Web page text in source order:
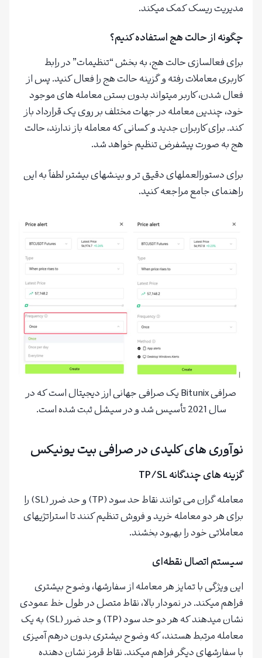
مدیریت ریسک کمک میکند.
چگونه از حالت هج استفاده کنیم؟
برای فعالسازی حالت هج، به بخش “تنظیمات” در رابط
کاربری معاملات رفته و گزینه حالت هج را فعال کنید. پس از
فعال شدن، کاربر میتواند بدون بستن معامله های موجود
خود، چندین معامله در جهات مختلف بر روی یک قرارداد باز
کند. برای کاربران جدید و کسانی که معامله باز ندارند، حالت
هج به صورت پیشفرض تنظیم خواهد شد.
برای دستورالعملهای دقیق تر و بینشهای بیشتر، لطفاً به این
راهنمای جامع مراجعه کنید.
صرافی Bitunix یک صرافی جهانی ارز دیجیتال است که در
سال 2021 تأسیس شد و در سیشل ثبت شده است.
نوآوری های کلیدیدر صرافی بیت یونیکس
گزینه های چندگانهTP/SL
معامله گران می توانند نقاط حد سود (TP) و حد ضرر (SL) را
برای هر دو معامله خرید و فروش تنظیم کنند تا استراتژیهای
معاملاتی خود را بهبود بخشند.
سیستم اتصال نقطه‌ای
این ویژگی با تمایز هر معامله از سفارشها، وضوح بیشتری
فراهم میکند. در نمودار بالا، نقاط متصل در طول خط عمودی
نشان میدهند که هر دو حد سود (TP) و حد ضرر (SL) به یک
معامله مرتبط هستند، که وضوح بیشتری بدون درهم آمیزی
با سفارشهای دیگر فراهم میکند. نقاط قرمز نشان دهنده